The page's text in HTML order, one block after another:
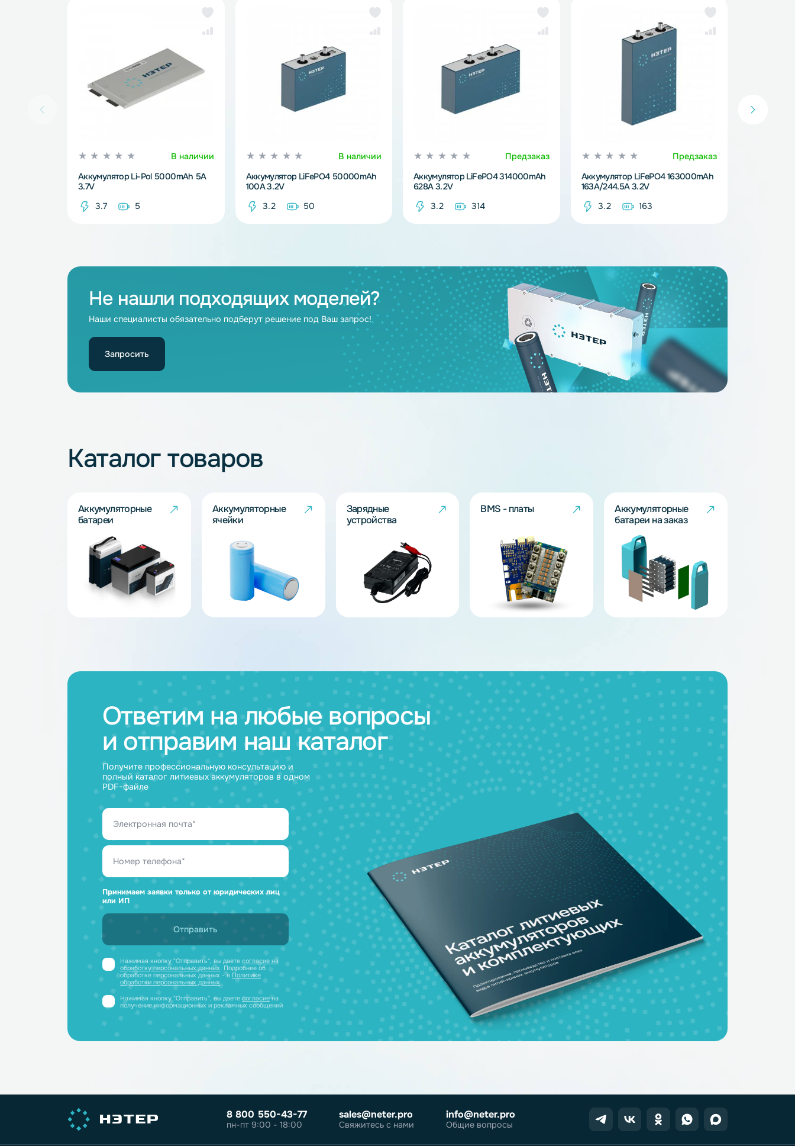
Смотрите также
Аккумулятор Li-Pol 5000mAh 5A
3.7V
3.7
5
В наличии
Аккумулятор LiFePO4 50000mAh
100A 3.2V
50
Предзаказ
Аккумулятор LiFePO4 314000mAh
628A 3.2V
3.2
314
Аккумулятор LiFePO4 163000mAh
163A/244.5A 3.2V
3.2
Наши специалисты обязательно подберут решение под Ваш запрос!
Каталог товаров
Аккумуляторные Аккумуляторные
ячейки
Зарядные
устройства
BMS - платы Аккумуляторные
батареи на заказ
Ответим на любые вопросы
и отправим наш каталог
Получите профессиональную консультацию и
полный каталог литиевых аккумуляторов в одном
PDF-файле